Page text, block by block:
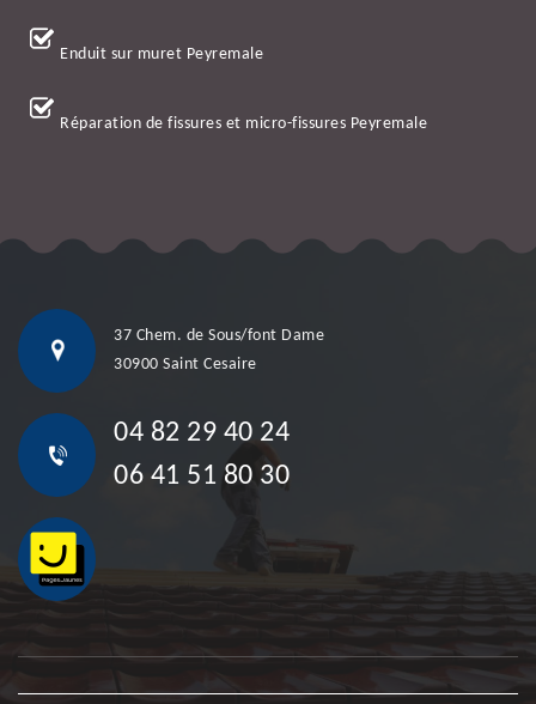
Enduit sur muret Peyremale
Réparation de fissures et micro-fissures Peyremale
37 Chem. de Sous/font Dame
30900 Saint Cesaire
04 82 29 40 24
06 41 51 80 30